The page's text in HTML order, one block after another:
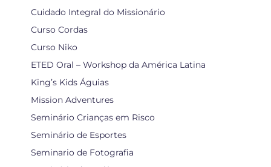
Cuidado Integral do Missionário
Curso Cordas
Curso Niko
ETED Oral – Workshop da América Latina
King’s Kids Águias
Mission Adventures
Seminário Crianças em Risco
Seminário de Esportes
Seminario de Fotografia